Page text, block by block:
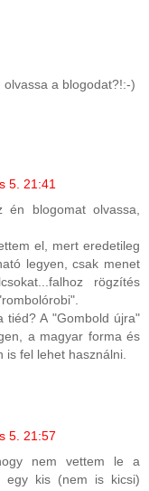
a blogodat?!:-)
5. 21:41
blogomat olvassa,
el, mert eredetileg
legyen, csak menet
rögzítés
tiéd? A "Gombold újra"
a magyar forma és
fel lehet használni.
5. 21:57
nem vettem le a
egy kis (nem is kicsi)